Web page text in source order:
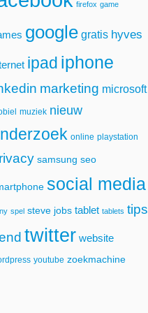
firefox game
google gratis hyves
ipad iphone
marketing microsoft
muziek nieuw
online playstation
samsung seo
social media
spel steve jobs tablet tablets tips
twitter website
youtube zoekmachine